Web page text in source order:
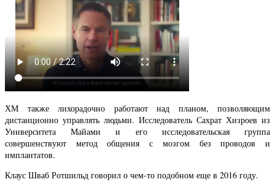
ХМ также лихорадочно работают над планом, позволяющим
дистанционно управлять людьми. Исследователь Сахрат Хизроев из
Университета Майами и его исследовательская группа
совершенствуют метод общения с мозгом без проводов и
имплантатов.
Клаус Шваб Ротшильд говорил о чем-то подобном еще в 2016 году.